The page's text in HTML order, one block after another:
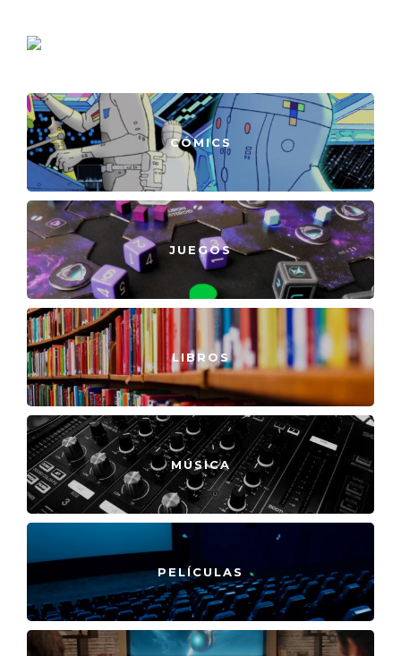
CÓMICS
JUEGOS
LIBROS
MÚSICA
PELÍCULAS